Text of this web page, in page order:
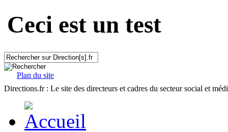
Ceci est un test
Plan du site
Directions.fr : Le site des directeurs et cadres du secteur social et